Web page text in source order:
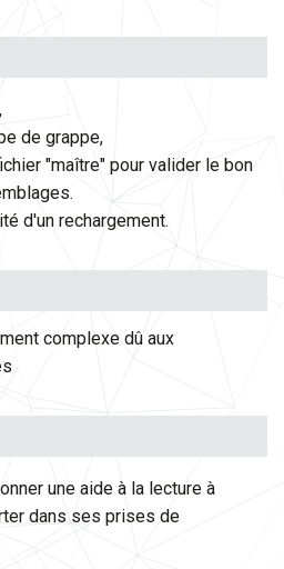
de grappe,
"maître" pour valider le bon
d'un rechargement.
complexe dû aux
une aide à la lecture à
dans ses prises de